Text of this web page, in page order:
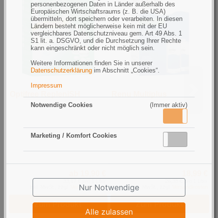
personenbezogenen Daten in Länder außerhalb des
Europäischen Wirtschaftsraums (z. B. die USA)
übermitteln, dort speichern oder verarbeiten. In diesen
Ländern besteht möglicherweise kein mit der EU
vergleichbares Datenschutzniveau gem. Art 49 Abs. 1
S1 lit. a. DSGVO, und die Durchsetzung Ihrer Rechte
kann eingeschränkt oder nicht möglich sein.
Weitere Informationen finden Sie in unserer
Datenschutzerklärung im Abschnitt „Cookies“.
Impressum
Notwendige Cookies (Immer aktiv)
Marketing / Komfort Cookies
Nur Notwendige
Alle zulassen
Versandkosten
Zum Produkt
26,38 € pro 1 Liter
inkl. MwSt., zzgl.
Zum Produkt